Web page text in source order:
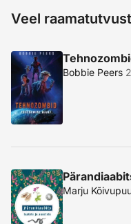
Veel
Bobbie Peers
Marju